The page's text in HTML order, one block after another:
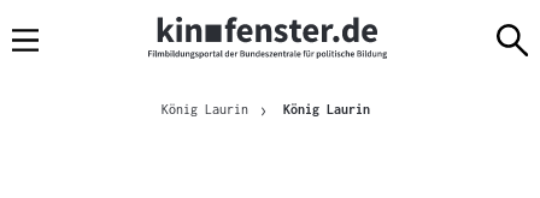
Navigation
zum
zur
BrotkrümelnavigationKönig Laurin König LaurinAktuelle Seite